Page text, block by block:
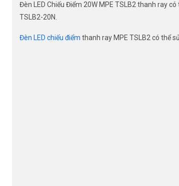
Đèn LED Chiếu Điểm 20W MPE TSLB2 thanh ray
TSLB2-20N.
Đèn LED chiếu điểm thanh ray MPE TSLB2 có thể